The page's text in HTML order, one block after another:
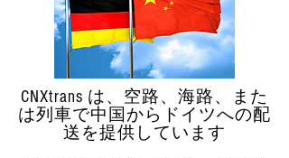
CNXtrans は、空路、海路、また
は列車で中国からドイツへの配
送を提供しています